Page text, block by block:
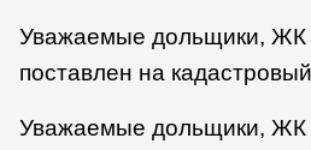
Уважаемые дольщики, ЖК
поставлен на
Уважаемые дольщики, ЖК